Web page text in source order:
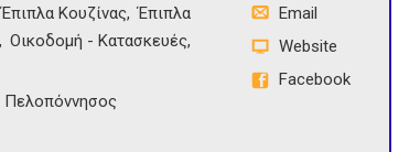
Έπιπλα Κουζίνας
Έπιπλα
Οικοδομή - Κατασκευές
Πελοπόννησος
Email
Website
Facebook